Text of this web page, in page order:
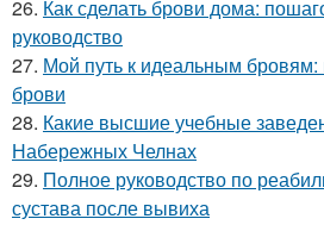
26. Как сделать брови дома:
руководство
27. Мой путь к идеальным
брови
28. Какие высшие учебные
Набережных Челнах
29. Полное руководство по
сустава после вывиха